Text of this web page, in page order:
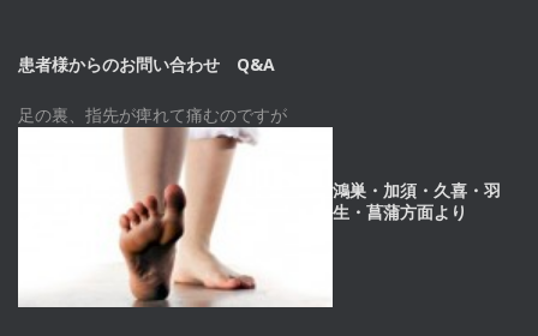
患者様からのお問い合わせ Q&A
足の裏、指先が痺れて痛むのですが
鴻巣・加須・久喜・羽
生・菖蒲方面より